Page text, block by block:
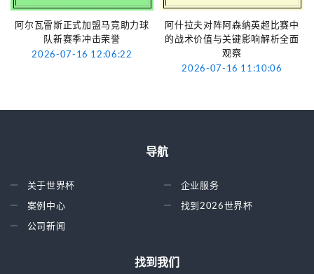
阿尔瓦雷斯正式加盟马竞助力球
队新赛季冲击荣誉
2026-07-16 12:06:22
阿什拉夫对阵阿森纳英超比赛中
的战术价值与关键影响解析全面
观察
2026-07-16 11:10:06
导航
关于世界杯
案例中心
公司新闻
企业服务
找到2026世界杯
找到我们